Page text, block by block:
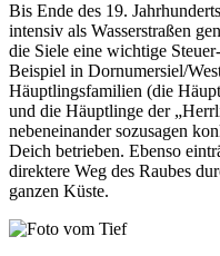
Bis Ende des 19.
intensiv als Wasserstraßen
die Siele eine wichtige
Beispiel in Dornumersiel/
Häuptlingsfamilien (die
und die Häuptlinge der
nebeneinander sozusagen
Deich betrieben. Ebenso
direktere Weg des Raubes
ganzen Küste.